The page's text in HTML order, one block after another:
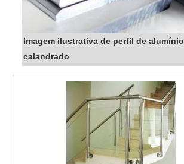
Imagem ilustrativa de perfil de alumínio
calandrado